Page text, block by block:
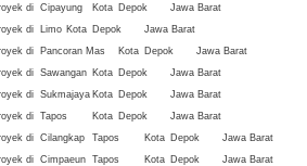
di Cipayung Kota Depok
Jawa Barat
di
Limo Kota Depok
Jawa Barat
di
Pancoran Mas Kota Depok
Jawa Barat
di Sawangan Kota Depok
Jawa Barat
di Sukmajaya Kota Depok
Jawa Barat
di Tapos Kota Depok
Jawa Barat
di Cilangkap Tapos Kota Depok
Jawa Barat
di Cimpaeun Tapos Kota Depok
Jawa Barat